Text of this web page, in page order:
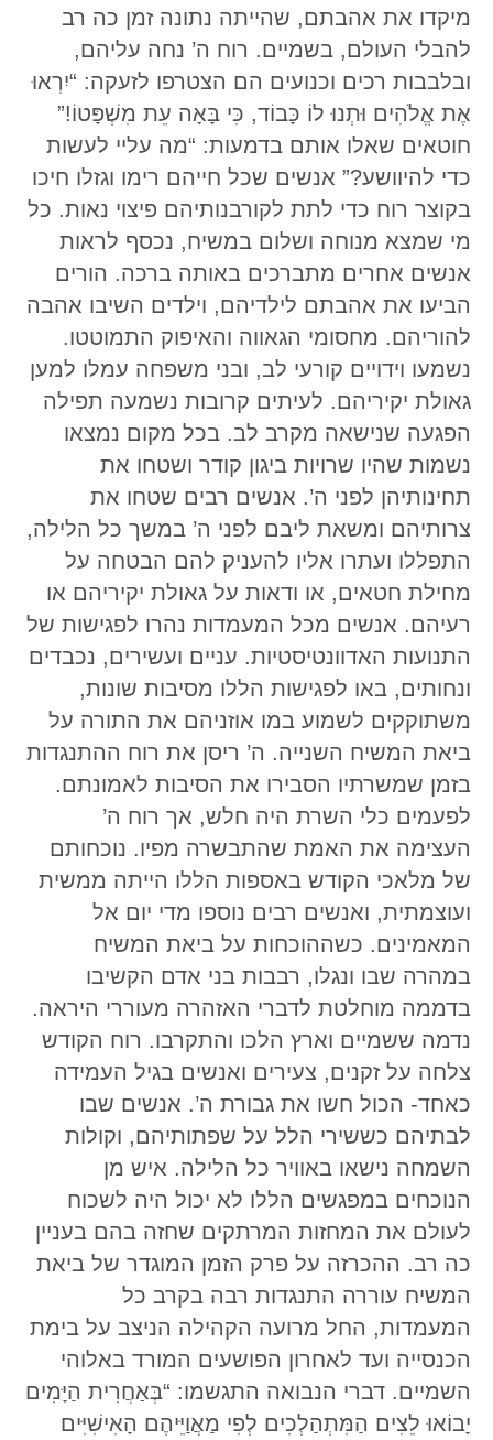
מיקדו את אהבתם, שהייתה נתונה זמן כה רב
להבלי העולם, בשמיים. רוח ה’ נחה עליהם,
ובלבבות רכים וכנועים הם הצטרפו לזעקה: “יִרְאוּ
אֶת אֱלֹהִים וּתְנוּ לוֹ כָּבוֹד, כִּי בָּאָה עֵת מִשְׁפָּטוֹ!”
חוטאים שאלו אותם בדמעות: “מה עליי לעשות
כדי להיוושע?” אנשים שכל חייהם רימו וגזלו חיכו
בקוצר רוח כדי לתת לקורבנותיהם פיצוי נאות. כל
מי שמצא מנוחה ושלום במשיח, נכסף לראות
אנשים אחרים מתברכים באותה ברכה. הורים
הביעו את אהבתם לילדיהם, וילדים השיבו אהבה
להוריהם. מחסומי הגאווה והאיפוק התמוטטו.
נשמעו וידויים קורעי לב, ובני משפחה עמלו למען
גאולת יקיריהם. לעיתים קרובות נשמעה תפילה
הפגעה שנישאה מקרב לב. בכל מקום נמצאו
נשמות שהיו שרויות ביגון קודר ושטחו את
תחינותיהן לפני ה’. אנשים רבים שטחו את
צרותיהם ומשאת ליבם לפני ה’ במשך כל הלילה,
התפללו ועתרו אליו להעניק להם הבטחה על
מחילת חטאים, או ודאות על גאולת יקיריהם או
רעיהם. אנשים מכל המעמדות נהרו לפגישות של
התנועות האדוונטיסטיות. עניים ועשירים, נכבדים
ונחותים, באו לפגישות הללו מסיבות שונות,
משתוקקים לשמוע במו אוזניהם את התורה על
ביאת המשיח השנייה. ה’ ריסן את רוח ההתנגדות
בזמן שמשרתיו הסבירו את הסיבות לאמונתם.
לפעמים כלי השרת היה חלש, אך רוח ה’
העצימה את האמת שהתבשרה מפיו. נוכחותם
של מלאכי הקודש באספות הללו הייתה ממשית
ועוצמתית, ואנשים רבים נוספו מדי יום אל
המאמינים. כשההוכחות על ביאת המשיח
במהרה שבו ונגלו, רבבות בני אדם הקשיבו
בדממה מוחלטת לדברי האזהרה מעוררי היראה.
נדמה ששמיים וארץ הלכו והתקרבו. רוח הקודש
צלחה על זקנים, צעירים ואנשים בגיל העמידה
כאחד- הכול חשו את גבורת ה’. אנשים שבו
לבתיהם כששירי הלל על שפתותיהם, וקולות
השמחה נישאו באוויר כל הלילה. איש מן
הנוכחים במפגשים הללו לא יכול היה לשכוח
לעולם את המחזות המרתקים שחזה בהם בעניין
כה רב. ההכרזה על פרק הזמן המוגדר של ביאת
המשיח עוררה התנגדות רבה בקרב כל
המעמדות, החל מרועה הקהילה הניצב על בימת
הכנסייה ועד לאחרון הפושעים המורד באלוהי
השמיים. דברי הנבואה התגשמו: “בְּאַחֲרִית הַיָּמִים
יָבוֹאוּ לֵצִים הַמִּתְהַלְכִים לְפִי מַאֲוַיֵּיהֶם הָאִישִׁיִּים